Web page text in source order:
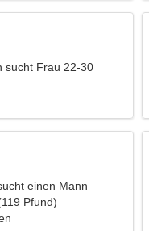
sucht Frau 22-30
einen Mann
Pfund)